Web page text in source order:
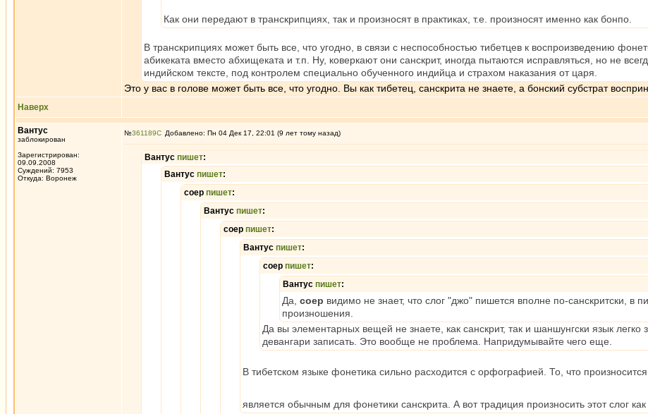
Как они передают в транскрипциях, так и произносят в практиках, т.е. произносят именно как бонпо.
В транскрипциях может быть все, что угодно, в связи с неспособностью тибетцев к воспроизведению
абикеката вместо абхищеката и т.п. Ну, коверкают они санскрит, иногда пытаются исправляться, но не
индийском тексте, под контролем специально обученного индийца и страхом наказания от царя.
Это у вас в голове может быть все, что угодно. Вы как тибетец, санскрита не знаете, а бонский субстрат
Наверх
Вантус
заблокирован
Зарегистрирован:
09.09.2008
Суждений: 7953
Откуда: Воронеж
№361189 Добавлено: Пн 04 Дек 17, 22:01 (9 лет тому назад)
Вантус пишет:
Вантус пишет:
соер пишет:
Вантус пишет:
соер пишет:
Вантус пишет:
соер пишет:
Вантус пишет:
Да, соер видимо не знает, что слог "джо" пишется вполне по-санскритски,
произношения.
Да вы элементарных вещей не знаете, как санскрит, так и шаншунгски язык
девангари записать. Это вообще не проблема. Напридумывайте чего еще.
В тибетском языке фонетика сильно расходится с орфографией. То, что
является обычным для фонетики санскрита. А вот традиция произносить этот слог